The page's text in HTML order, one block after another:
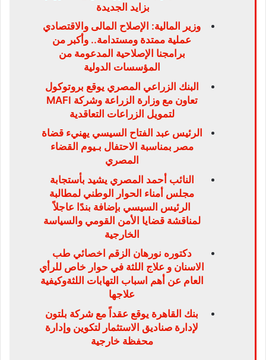
بزايد الجديدة
وزير المالية: الإصلاح المالى والاقتصادي
عملية ممتدة ومستدامة.. وأكبر من
برامجنا الإصلاحية المدعومة من
المؤسسات الدولية
البنك الزراعي المصري يوقع بروتوكول
تعاون مع وزارة الزراعة وشركة MAFI
لتمويل الزراعات التعاقدية
الرئيس عبد الفتاح السيسي يهنيء قضاة
مصر بمناسبة الاحتفال بـيوم القضاء
المصري
النائب أحمد المصري يشيد بأستجابة
مجلس أمناء الحوار الوطني لمطالبة
الرئيس السيسي بإضافة بندًا عاجلاً
لمناقشة قضايا الأمن القومي والسياسة
الخارجية
دكتوره نورهان الزقم اخصائي طب
الاسنان و علاج اللثة في حوار خاص للرأي
العام عن أهم اسباب التهابات اللثةوكيفية
علاجها
بنك القاهرة يوقع عقداً مع شركة بلتون
لإدارة صناديق الاستثمار لتكوين وإدارة
محفظة خارجية